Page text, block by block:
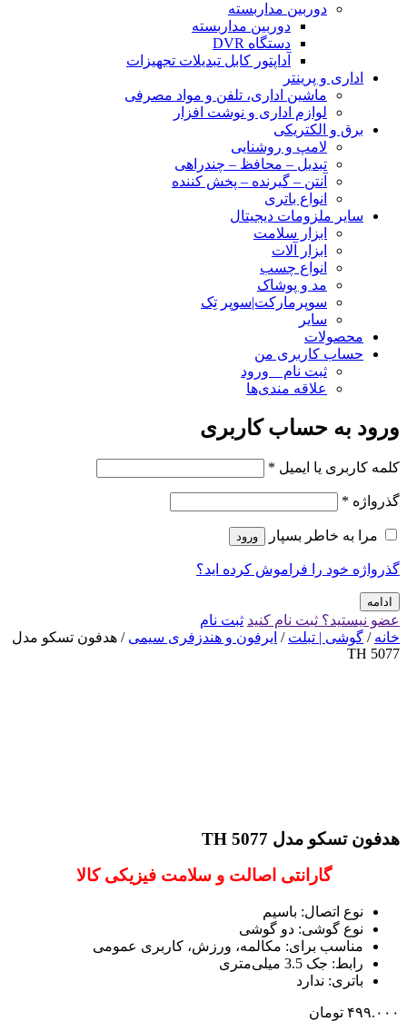
دوربین مداربسته
دوربین مداربسته
دستگاه DVR
آداپتور کابل تبدیلات تجهیزات
اداری و پرینتر
ماشین اداری، تلفن و مواد مصرفی
لوازم اداری و نوشت افزار
برق و الکتریکی
لامپ و روشنایی
تبدیل – محافظ – چندراهی
آنتن – گیرنده – پخش کننده
انواع باتری
سایر ملزومات دیجیتال
ابزار سلامت
ابزار آلات
انواع چسب
مد و پوشاک
سوپرمارکت|سوپر تِک
سایر
محصولات
حساب کاربری من
ثبت نام _ ورود
علاقه مندی‌ها
ورود به حساب کاربری
کلمه کاربری یا ایمیل *
گذرواژه *
مرا به خاطر بسپار ورود
گذرواژه خود را فراموش کرده اید؟
ادامه
عضو نیستید؟ ثبت نام کنید ثبت نام
خانه / گوشی | تبلت / ایرفون و هندزفری سیمی / هدفون تسکو مدل
TH 5077
هدفون تسکو مدل TH 5077
گارانتی اصالت و سلامت فیزیکی کالا
نوع اتصال: باسیم
نوع گوشی: دو گوشی
مناسب برای: مکالمه، ورزش، کاربری عمومی
رابط: جک 3.5 میلی‌متری
باتری: ندارد
۴۹۹.۰۰۰ تومان